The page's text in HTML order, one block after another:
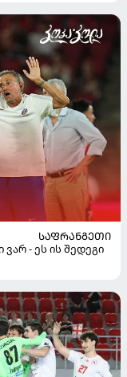
ᲡᲐᲤᲠᲐᲜᲒᲔᲗᲘ
- ეს ის შედეგი